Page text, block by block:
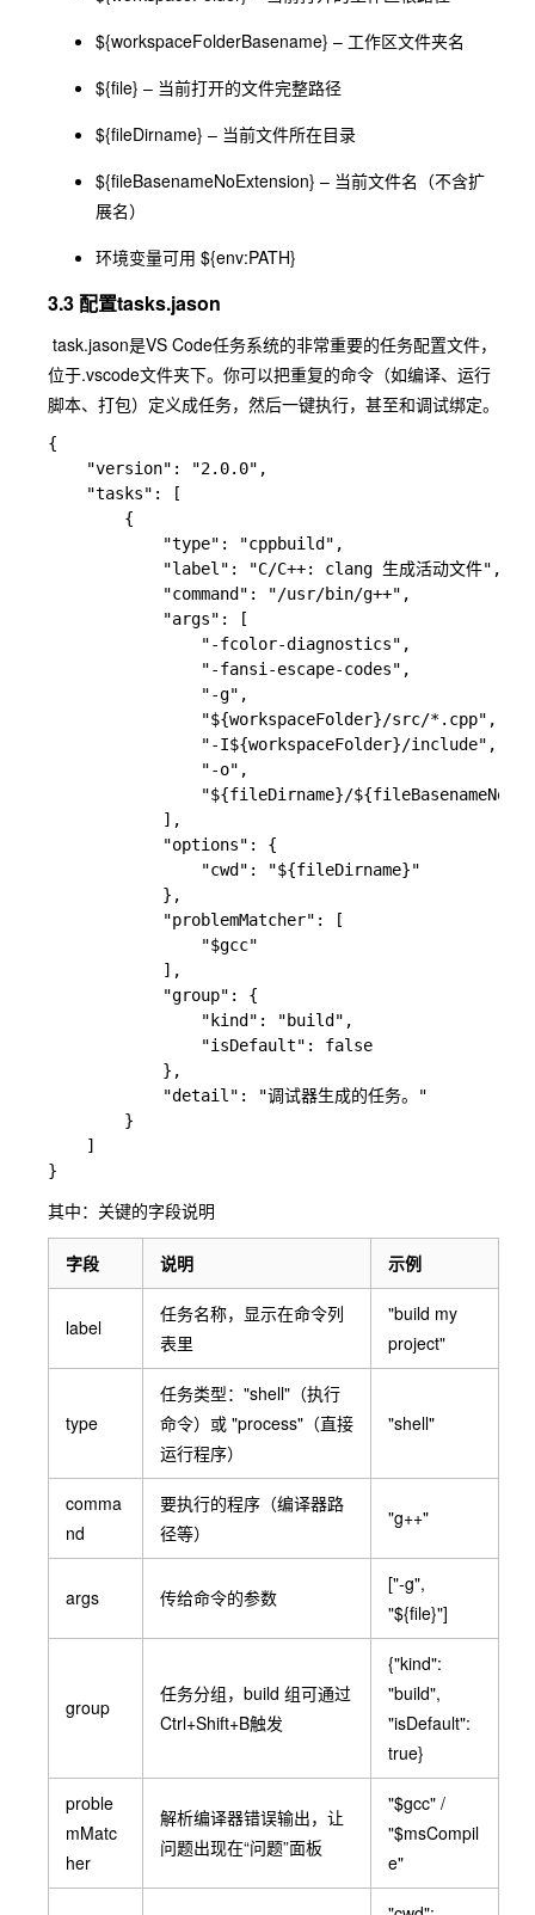
compile
Comma
指向
ds.json的路径，用
于 CMAKE 等
"${workspaceFolde
r}/build/compile_co
configu
rationPr
ovider
由其他扩展（如
息
"ms-
${workspaceFolderBasename} – 工作区文件夹名
${file} – 当前打开的文件完整路径
${fileDirname} – 当前文件所在目录
${fileBasenameNoExtension} – 当前文件名（不含扩
展名）
环境变量可用 ${env:PATH}
3.3 配置tasks.jason
​ task.jason是VS Code任务系统的非常重要的任务配置文件，
位于.vscode文件夹下。你可以把重复的命令（如编译、运行
脚本、打包）定义成任务，然后一键执行，甚至和调试绑定。
{
    "version": "2.0.0",
    "tasks": [
        {
            "type": "cppbuild",
            "label": "C/C++: clang 生成活动文件",
            "command": "/usr/bin/g++",
            "args": [
                "-fcolor-diagnostics",
                "-fansi-escape-codes",
                "-g",
                "${workspaceFolder}/src/*.cpp",
                "-I${workspaceFolder}/include",
                "-o",
"${fileDirname}/
            ],
            "options": {
                "cwd": "${fileDirname}"
            },
            "problemMatcher": [
                "$gcc"
            ],
            "group": {
                "kind": "build",
                "isDefault": false
            },
            "detail": "调试器生成的任务。"
        }
    ]
其中：关键的字段说明
字段 说明 示例
label
任务名称，显示在命令列
表里
"build my
project"
type
任务类型： "shell" （执行
命令）或 "process" （直接
运行程序）
"shell"
comma
nd
要执行的程序（编译器路
径等）
"g++"
args 传给命令的参数
["-g",
"${file}"]
group
任务分组， build 组可通过
Ctrl+Shift+B触发
{"kind":
"build",
"isDefault":
true}
proble
mMatc
her
解析编译器错误输出，让
问题出现在“问题”面板
"$gcc" /
"$msCompil
e"